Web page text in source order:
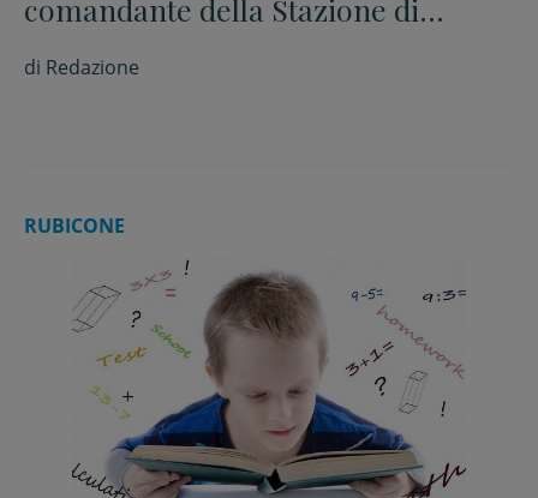
comandante della Stazione di
Savignano
di Redazione
RUBICONE